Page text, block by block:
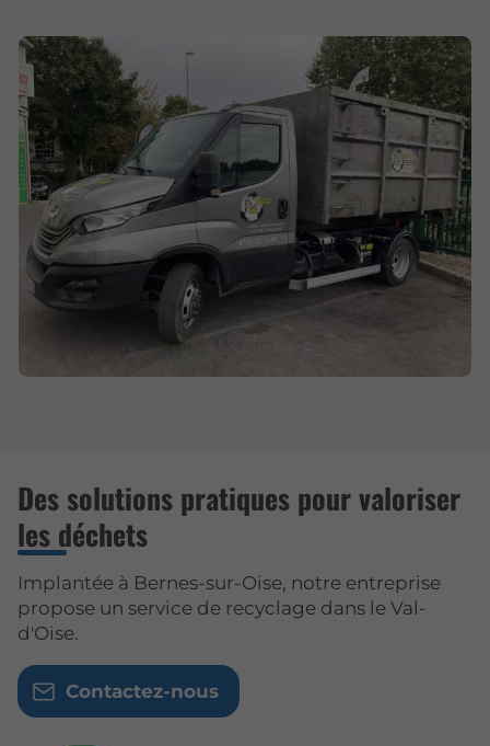
Des solutions pratiques pour valoriser
les déchets
Implantée à Bernes-sur-Oise, notre entreprise
propose un service de recyclage dans le Val-
d'Oise.
Contactez-nous